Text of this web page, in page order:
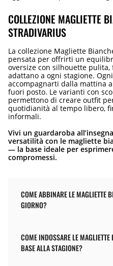
COLLEZIONE MAGLIETTE
STRADIVARIUS
La collezione Magliette
pensata per offrirti un
oversize con silhouette
adattano a ogni stagione.
accompagnarti dalla mattina
fuori posto. Le varianti con
permettono di creare outfit
quotidianità al tempo libero,
informali.
Vivi un guardaroba
versatilità con le magliette
— la base ideale per
compromessi.
COME ABBINARE LE MAGLIETTE
GIORNO?
COME INDOSSARE LE
BASE ALLA STAGIONE?